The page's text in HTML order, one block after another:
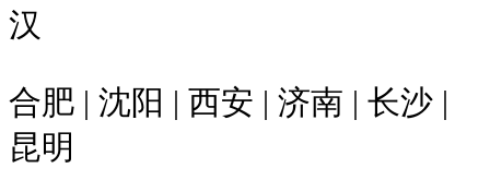
汉
合肥 | 沈阳 | 西安 | 济南 | 长沙 |
昆明